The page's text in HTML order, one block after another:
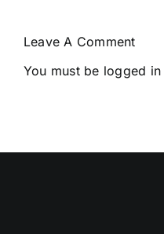
Leave A Comment
You must be logged in